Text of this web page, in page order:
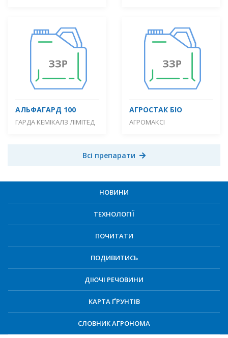
АЛЬФАГАРД 100
ГАРДА КЕМІКАЛЗ ЛІМІТЕД
АГРОСТАК БІО
АГРОМАКСІ
Всі препарати
НОВИНИ
ТЕХНОЛОГІЇ
ПОЧИТАТИ
ПОДИВИТИСЬ
ДІЮЧІ РЕЧОВИНИ
КАРТА ҐРУНТІВ
СЛОВНИК АГРОНОМА